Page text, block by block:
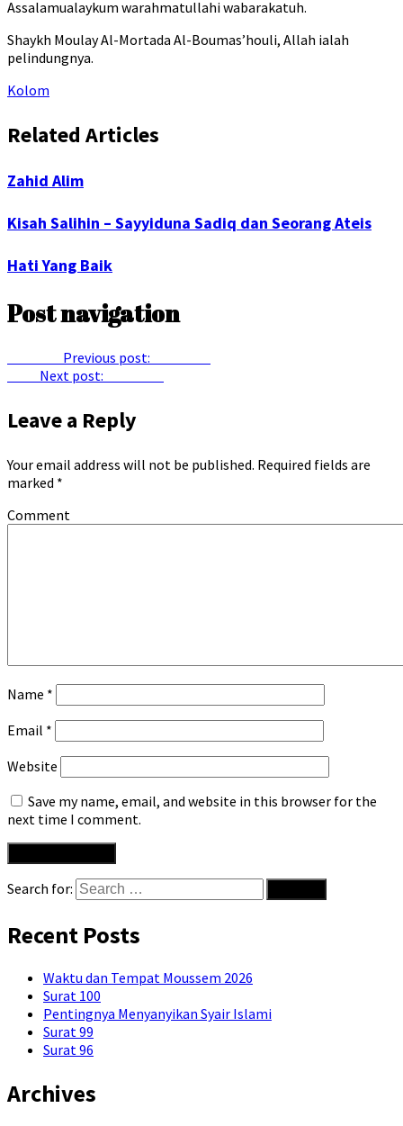
Assalamualaykum warahmatullahi wabarakatuh.
Shaykh Moulay Al-Mortada Al-Boumas’houli, Allah ialah
pelindungnya.
Kolom
Related Articles
Zahid Alim
Kisah Salihin – Sayyiduna Sadiq dan Seorang Ateis
Hati Yang Baik
Post navigation
Previous post:
Next post:
Leave a Reply
Your email address will not be published. Required fields are
marked *
Comment
Name *
Email *
Website
Save my name, email, and website in this browser for the
next time I comment.
Search for:
Recent Posts
Waktu dan Tempat Moussem 2026
Surat 100
Pentingnya Menyanyikan Syair Islami
Surat 99
Surat 96
Archives